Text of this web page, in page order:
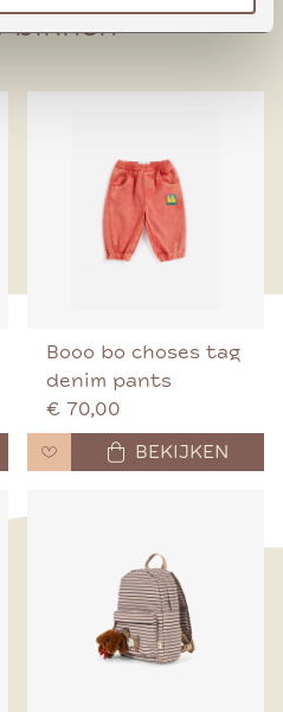
binnen
Booo bo choses tag
denim pants
€ 70,00
BEKIJKEN